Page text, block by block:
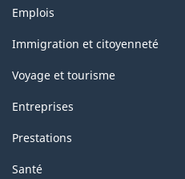
Thèmes
sujets
Emplois
Immigration et citoyenneté
Voyage et tourisme
Entreprises
Prestations
Santé